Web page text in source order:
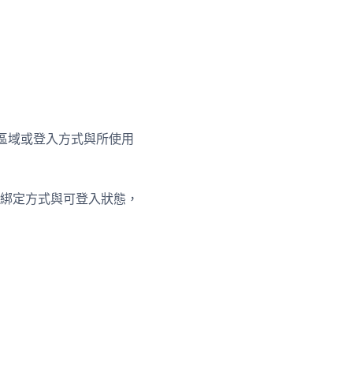
或登入方式與所使用
定方式與可登入狀態，